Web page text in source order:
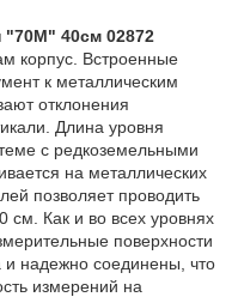
"70М" 40см 02872
корпус. Встроенные
к металлическим
отклонения
Длина уровня
с редкоземельными
на металлических
позволяет проводить
см. Как и во всех уровнях
поверхности
и надежно соединены, что
измерений на